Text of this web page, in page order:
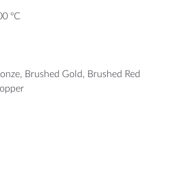
ºC
Brushed Gold, Brushed Red